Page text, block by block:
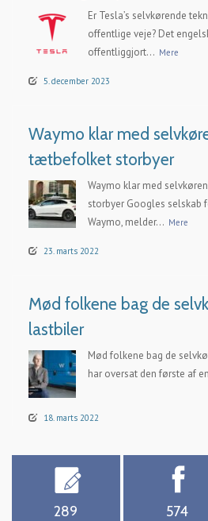
Er Tesla’s selvkørende
offentlige veje? Det
offentliggjort... Mere
5. december 2023
Waymo klar med
tætbefolket storbyer
Waymo klar med
storbyer Googles selskab
Waymo, melder... Mere
23. marts 2022
Mød folkene bag de
lastbiler
Mød folkene bag de
har oversat den første af
18. marts 2022
289 574